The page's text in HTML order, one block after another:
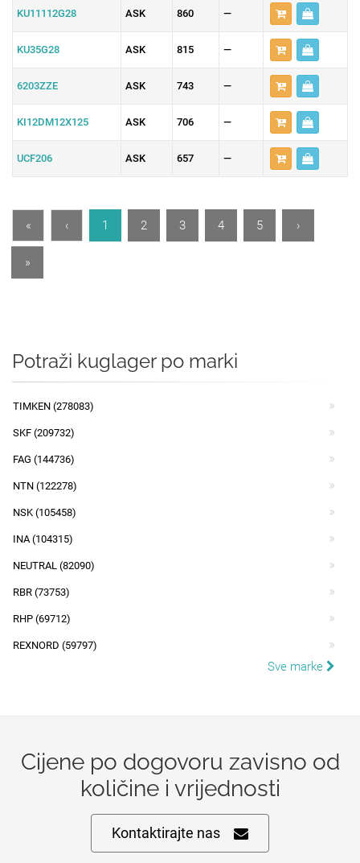
KU11112G28 ASK 860 —
KU35G28 ASK 815 —
6203ZZE ASK 743 —
KI12DM12X125 ASK 706 —
UCF206 ASK 657 —
« ‹ 1 2 3 4 5 ›
»
Potraži kuglager po marki
TIMKEN (278083)
SKF (209732)
FAG (144736)
NTN (122278)
NSK (105458)
INA (104315)
NEUTRAL (82090)
RBR (73753)
RHP (69712)
REXNORD (59797)
Sve marke
Cijene po dogovoru zavisno od
količine i vrijednosti
Kontaktirajte nas